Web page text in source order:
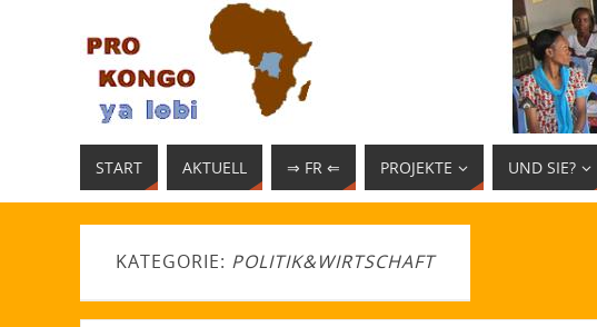
START AKTUELL ⇒ FR ⇐ PROJEKTE UND SIE?
KATEGORIE: POLITIK&WIRTSCHAFT